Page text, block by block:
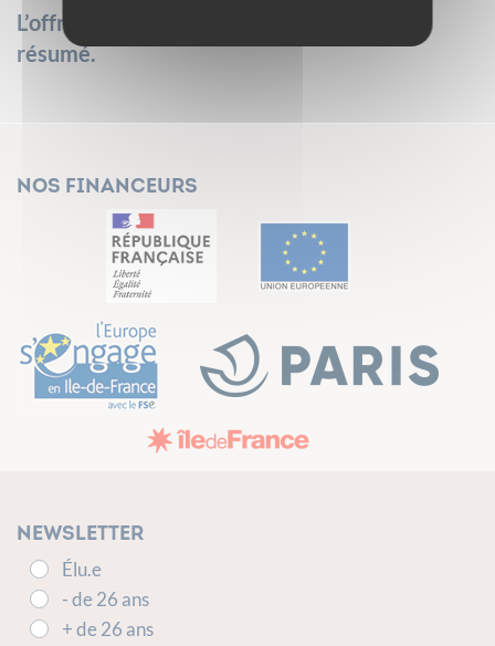
L’offre de service de la Mission Locale en
résumé.
Nos financeurs
Newsletter
Élu.e
- de 26 ans
+ de 26 ans